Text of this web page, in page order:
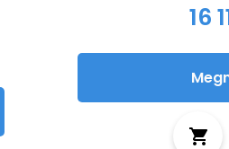
16